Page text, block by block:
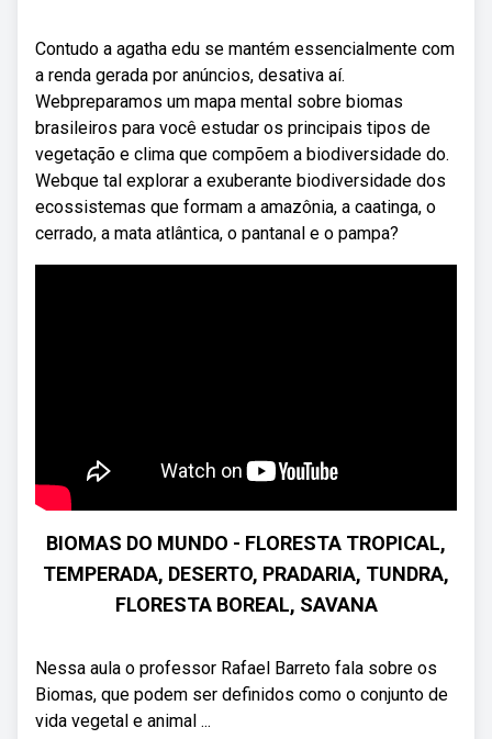
Contudo a agatha edu se mantém essencialmente com
a renda gerada por anúncios, desativa aí.
Webpreparamos um mapa mental sobre biomas
brasileiros para você estudar os principais tipos de
vegetação e clima que compõem a biodiversidade do.
Webque tal explorar a exuberante biodiversidade dos
ecossistemas que formam a amazônia, a caatinga, o
cerrado, a mata atlântica, o pantanal e o pampa?
BIOMAS DO MUNDO - FLORESTA TROPICAL,
TEMPERADA, DESERTO, PRADARIA, TUNDRA,
FLORESTA BOREAL, SAVANA
Nessa aula o professor Rafael Barreto fala sobre os
Biomas, que podem ser definidos como o conjunto de
vida vegetal e animal ...